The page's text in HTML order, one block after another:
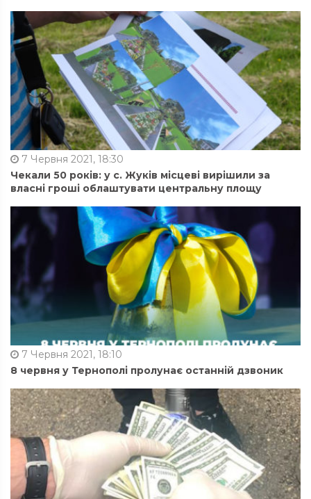
7 Червня 2021, 18:30
Чекали 50 років: у с. Жуків місцеві вирішили за
власні гроші облаштувати центральну площу
7 Червня 2021, 18:10
8 червня у Тернополі пролунає останній дзвоник